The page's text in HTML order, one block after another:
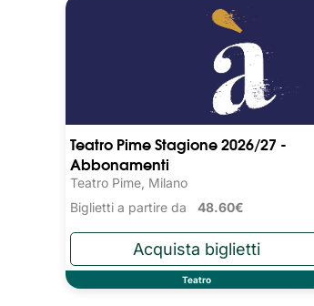
Teatro Pime Stagione 2026/27 -
Abbonamenti
Teatro Pime, Milano
Biglietti a partire da 48.60€
Teatro